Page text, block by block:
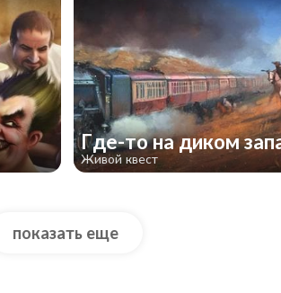
Где-то на диком
Живой квест
показать еще